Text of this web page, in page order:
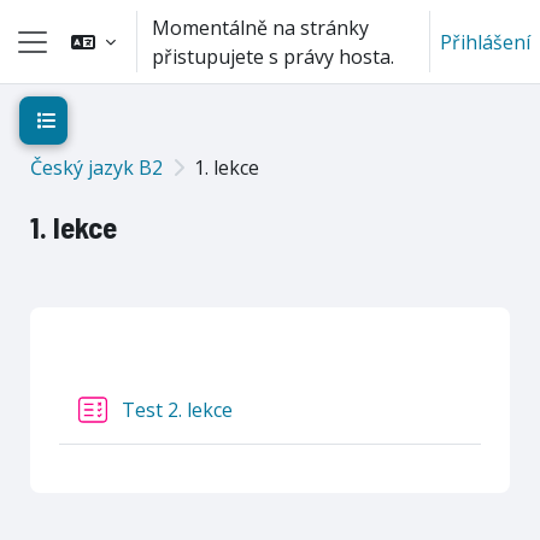
Přejít k hlavnímu obsahu
Boční panel
Momentálně na stránky
přistupujete s právy hosta.
Přihlášení
Český jazyk B2 1. lekce
1. lekce
Otevřít indexu kurzu
Test 2. lekce